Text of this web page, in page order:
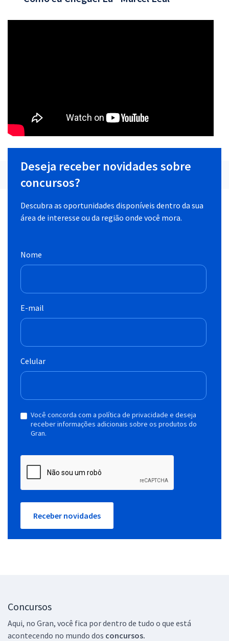
Deseja receber novidades sobre
concursos?
Descubra as oportunidades disponíveis dentro da sua
área de interesse ou da região onde você mora.
Nome
E-mail
Celular
Você concorda com a política de privacidade e deseja
receber informações adicionais sobre os produtos do
Gran.
Receber novidades
Concursos
Aqui, no Gran, você fica por dentro de tudo o que está
acontecendo no mundo dos concursos.